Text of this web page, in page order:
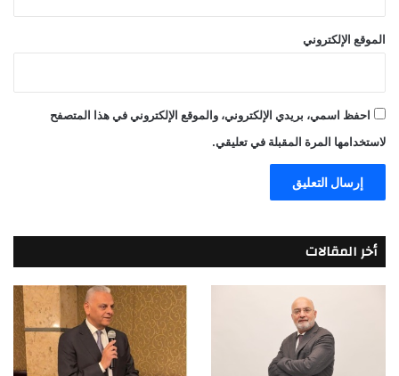
الموقع الإلكتروني
احفظ اسمي، بريدي الإلكتروني، والموقع الإلكتروني في هذا المتصفح
لاستخدامها المرة المقبلة في تعليقي.
أخر المقالات